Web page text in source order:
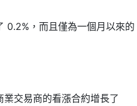
0.2%，而且僅為一個月以來的
交易商的看漲合約增長了